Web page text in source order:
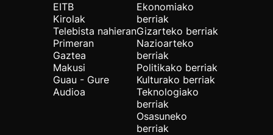
EITB
Kirolak
Telebista nahieran
Primeran
Gaztea
Makusi
Guau - Gure
Audioa
Ekonomiako
berriak
Gizarteko berriak
Nazioarteko
berriak
Politikako berriak
Kulturako berriak
Teknologiako
berriak
Osasuneko
berriak